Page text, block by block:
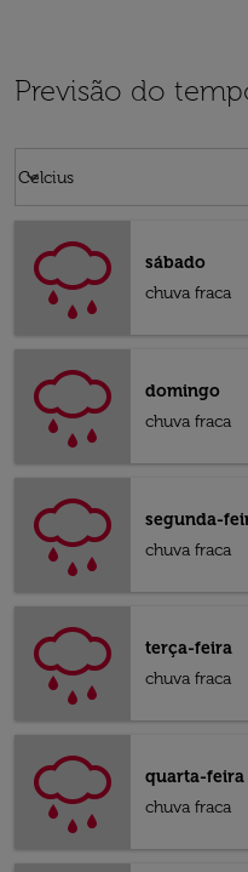
Previsão do
Celcius
keyboard_arrow_down
sábado
chuva fraca
domingo
chuva fraca
segunda-
chuva fraca
terça-feira
chuva fraca
quarta-feira
chuva fraca